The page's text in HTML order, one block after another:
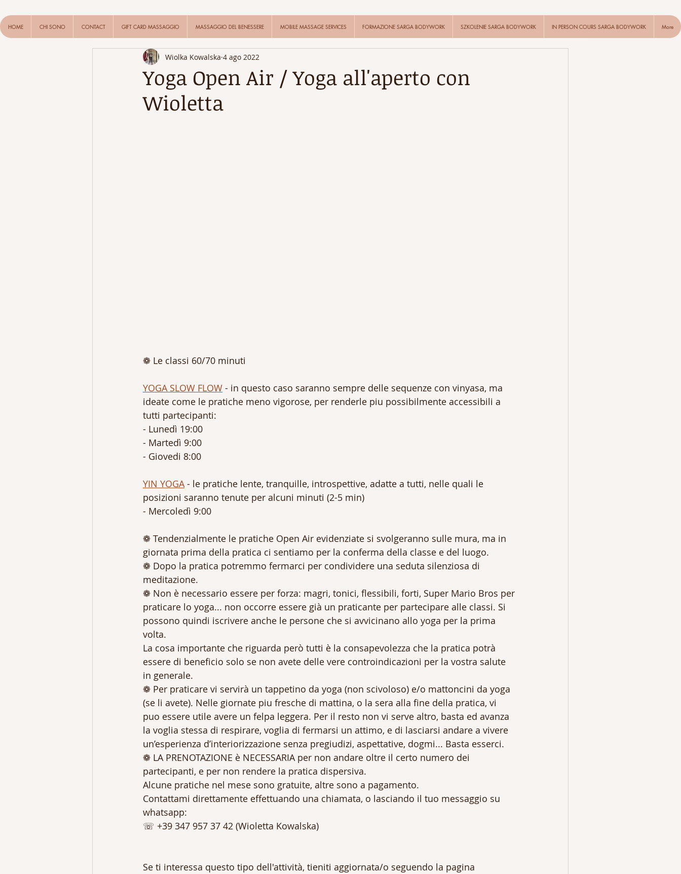
HOME CHI SONO CONTACT GIFT CARD MASSAGGIO MASSAGGIO DEL BENESSERE MOBILE MASSAGE SERVICES FORMAZIONE SARGA BODYWORK SZKOLENIE SARGA BODYWORK IN PERSON COURS SARGA BODYWORK More
Yoga Open Air / Yoga all'aperto con
Wioletta
Wiolka Kowalska 4 ago 2022
❁ Le classi 60/70 minuti
YOGA SLOW FLOW - in questo caso saranno sempre delle sequenze con vinyasa, ma
ideate come le pratiche meno vigorose, per renderle piu possibilmente accessibili a
tutti partecipanti:
- Lunedì 19:00
- Martedì 9:00
- Giovedi 8:00
YIN YOGA - le pratiche lente, tranquille, introspettive, adatte a tutti, nelle quali le
posizioni saranno tenute per alcuni minuti (2-5 min)
- Mercoledì 9:00
❁ Tendenzialmente le pratiche Open Air evidenziate si svolgeranno sulle mura, ma in
giornata prima della pratica ci sentiamo per la conferma della classe e del luogo.
❁ Dopo la pratica potremmo fermarci per condividere una seduta silenziosa di
meditazione.
❁ Non è necessario essere per forza: magri, tonici, flessibili, forti, Super Mario Bros per
praticare lo yoga... non occorre essere già un praticante per partecipare alle classi. Si
possono quindi iscrivere anche le persone che si avvicinano allo yoga per la prima
volta.
La cosa importante che riguarda però tutti è la consapevolezza che la pratica potrà
essere di beneficio solo se non avete delle vere controindicazioni per la vostra salute
in generale.
❁ Per praticare vi servirà un tappetino da yoga (non scivoloso) e/o mattoncini da yoga
(se li avete). Nelle giornate piu fresche di mattina, o la sera alla fine della pratica, vi
puo essere utile avere un felpa leggera. Per il resto non vi serve altro, basta ed avanza
la voglia stessa di respirare, voglia di fermarsi un attimo, e di lasciarsi andare a vivere
un’esperienza d’interiorizzazione senza pregiudizi, aspettative, dogmi... Basta esserci.
❁ LA PRENOTAZIONE è NECESSARIA per non andare oltre il certo numero dei
partecipanti, e per non rendere la pratica dispersiva.
Alcune pratiche nel mese sono gratuite, altre sono a pagamento.
Contattami direttamente effettuando una chiamata, o lasciando il tuo messaggio su
whatsapp:
☏ +39 347 957 37 42 (Wioletta Kowalska)
Se ti interessa questo tipo dell'attività, tieniti aggiornata/o seguendo la pagina